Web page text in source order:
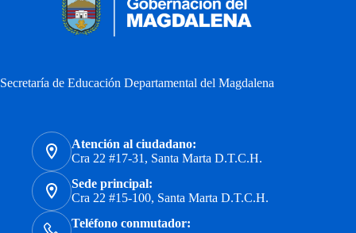
Secretaría de Educación Departamental del Magdalena
Atención al ciudadano:
Cra 22 #17-31, Santa Marta D.T.C.H.
Sede principal:
Cra 22 #15-100, Santa Marta D.T.C.H.
Teléfono conmutador: